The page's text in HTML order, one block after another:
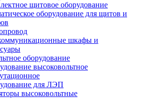
щитовое оборудование
оборудование для щитов и
шкафы и
оборудование
высоковольтное
для ЛЭП
высоковольтные